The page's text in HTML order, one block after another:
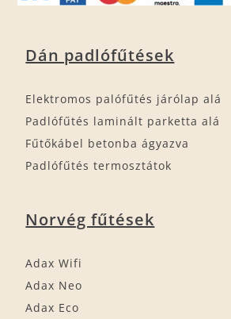
Dán padlófűtések
Elektromos palófűtés járólap alá
Padlófűtés laminált parketta alá
Fűtőkábel betonba ágyazva
Padlófűtés termosztátok
Norvég fűtések
Adax Wifi
Adax Neo
Adax Eco